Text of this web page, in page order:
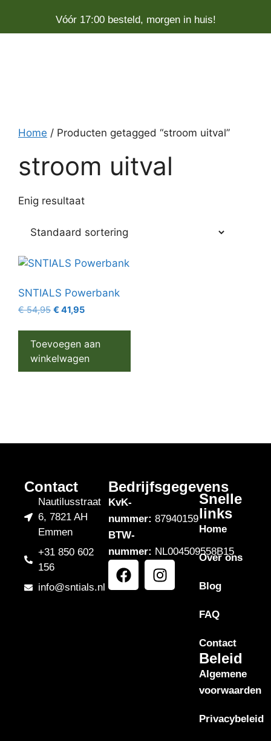
Vóór 17:00 besteld, morgen in huis!
Home / Producten getagged “stroom uitval”
stroom uitval
Enig resultaat
SNTIALS Powerbank
€54,95 € 41,95
Toevoegen aan
winkelwagen
Contact
Nautilusstraat
6, 7821 AH
Emmen
+31 850 602
156
info@sntials.nl
Bedrijfsgegevens
KvK-
nummer: 87940159
BTW-
nummer: NL004509558B15
Snelle
links
Home
Over ons
Blog
FAQ
Contact
Beleid
Algemene
voorwaarden
Privacybeleid